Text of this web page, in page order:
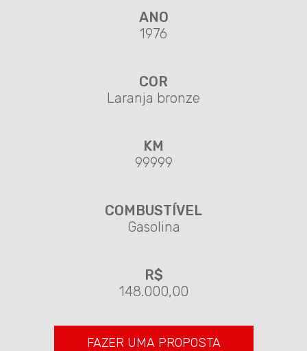
ANO
1976
COR
Laranja bronze
KM
99999
COMBUSTÍVEL
Gasolina
R$
148.000,00
FAZER UMA PROPOSTA